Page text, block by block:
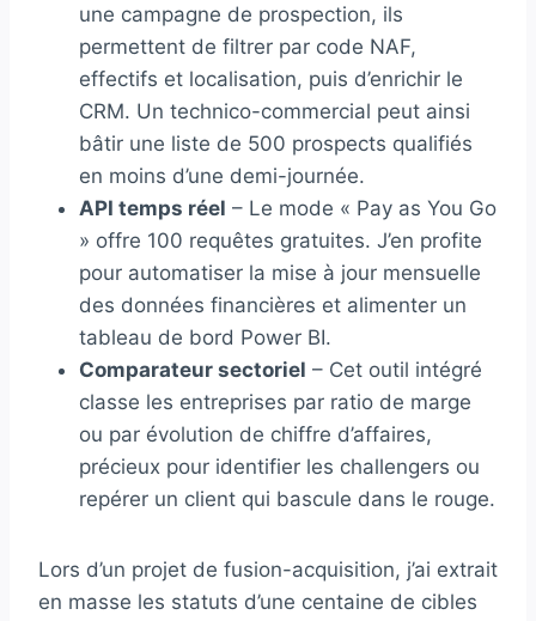
une campagne de prospection, ils
permettent de filtrer par code NAF,
effectifs et localisation, puis d’enrichir le
CRM. Un technico-commercial peut ainsi
bâtir une liste de 500 prospects qualifiés
en moins d’une demi-journée.
API temps réel – Le mode « Pay as You Go
» offre 100 requêtes gratuites. J’en profite
pour automatiser la mise à jour mensuelle
des données financières et alimenter un
tableau de bord Power BI.
Comparateur sectoriel – Cet outil intégré
classe les entreprises par ratio de marge
ou par évolution de chiffre d’affaires,
précieux pour identifier les challengers ou
repérer un client qui bascule dans le rouge.
Lors d’un projet de fusion-acquisition, j’ai extrait
en masse les statuts d’une centaine de cibles